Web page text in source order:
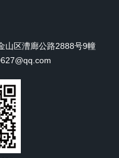
山区漕廊公路2888号9幢